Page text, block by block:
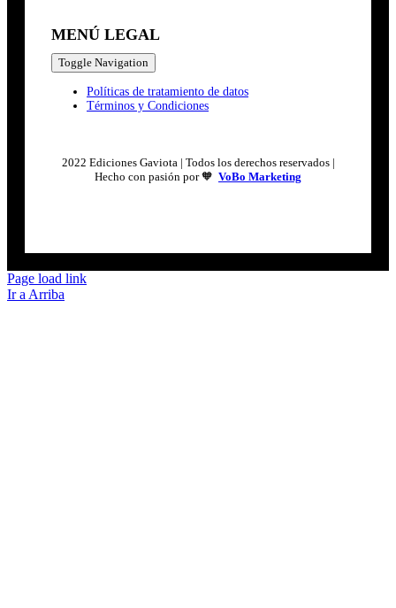
MENÚ LEGAL
Toggle Navigation
Políticas de tratamiento de datos
Términos y Condiciones
2022 Ediciones Gaviota | Todos los derechos reservados |
Hecho con pasión por 🧡 VoBo Marketing
Page load link
Ir a Arriba